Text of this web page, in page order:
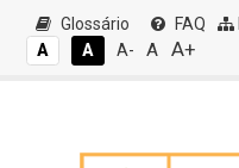
Glossário FAQ
A
A A- A A+